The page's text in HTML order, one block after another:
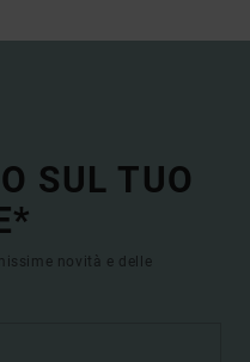
SUL TUO
novità e delle